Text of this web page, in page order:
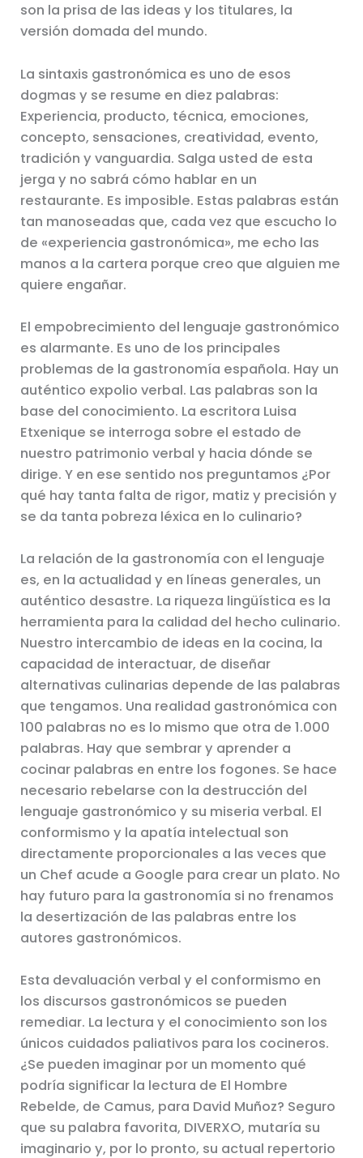
son la prisa de las ideas y los titulares, la
versión domada del mundo.
La sintaxis gastronómica es uno de esos
dogmas y se resume en diez palabras:
Experiencia, producto, técnica, emociones,
concepto, sensaciones, creatividad, evento,
tradición y vanguardia. Salga usted de esta
jerga y no sabrá cómo hablar en un
restaurante. Es imposible. Estas palabras están
tan manoseadas que, cada vez que escucho lo
de «experiencia gastronómica», me echo las
manos a la cartera porque creo que alguien me
quiere engañar.
El empobrecimiento del lenguaje gastronómico
es alarmante. Es uno de los principales
problemas de la gastronomía española. Hay un
auténtico expolio verbal. Las palabras son la
base del conocimiento. La escritora Luisa
Etxenique se interroga sobre el estado de
nuestro patrimonio verbal y hacia dónde se
dirige. Y en ese sentido nos preguntamos ¿Por
qué hay tanta falta de rigor, matiz y precisión y
se da tanta pobreza léxica en lo culinario?
La relación de la gastronomía con el lenguaje
es, en la actualidad y en líneas generales, un
auténtico desastre. La riqueza lingüística es la
herramienta para la calidad del hecho culinario.
Nuestro intercambio de ideas en la cocina, la
capacidad de interactuar, de diseñar
alternativas culinarias depende de las palabras
que tengamos. Una realidad gastronómica con
100 palabras no es lo mismo que otra de 1.000
palabras. Hay que sembrar y aprender a
cocinar palabras en entre los fogones. Se hace
necesario rebelarse con la destrucción del
lenguaje gastronómico y su miseria verbal. El
conformismo y la apatía intelectual son
directamente proporcionales a las veces que
un Chef acude a Google para crear un plato. No
hay futuro para la gastronomía si no frenamos
la desertización de las palabras entre los
autores gastronómicos.
Esta devaluación verbal y el conformismo en
los discursos gastronómicos se pueden
remediar. La lectura y el conocimiento son los
únicos cuidados paliativos para los cocineros.
¿Se pueden imaginar por un momento qué
podría significar la lectura de El Hombre
Rebelde, de Camus, para David Muñoz? Seguro
que su palabra favorita, DIVERXO, mutaría su
imaginario y, por lo pronto, su actual repertorio